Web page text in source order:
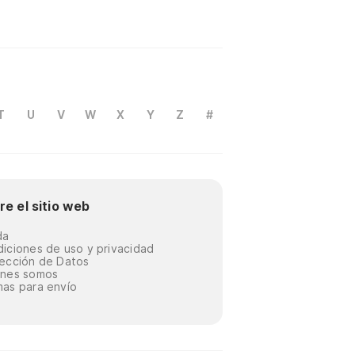
U V W X Y Z #
el sitio web
de uso y privacidad
de Datos
somos
para envío